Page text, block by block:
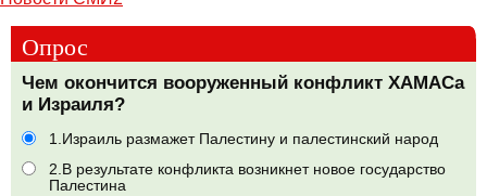
Опрос
Чем окончится вооруженный конфликт ХАМАСа
и Израиля?
1.Израиль размажет Палестину и палестинский народ
2.В результате конфликта возникнет новое государство
Палестина